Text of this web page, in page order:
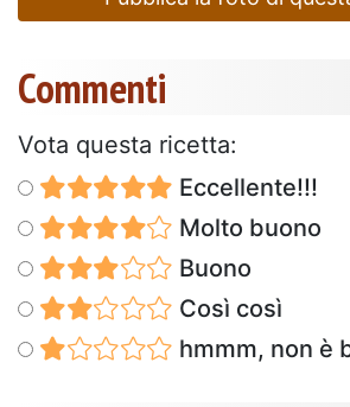
Commenti
Vota questa ricetta:
Eccellente!!!
Molto buono
Buono
Così così
hmmm, non è